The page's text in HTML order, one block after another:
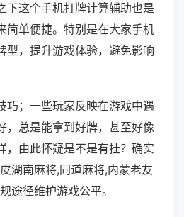
下这个手机打牌计算辅助也是
简单便捷。特别是在大家手机
型，提升游戏体验，避免影响
巧；一些玩家反映在游戏中遇
，总是能拿到好牌，甚至好像
，由此怀疑是不是有挂？确实
湖南麻将,同道麻将,内蒙老友
途径维护游戏公平。